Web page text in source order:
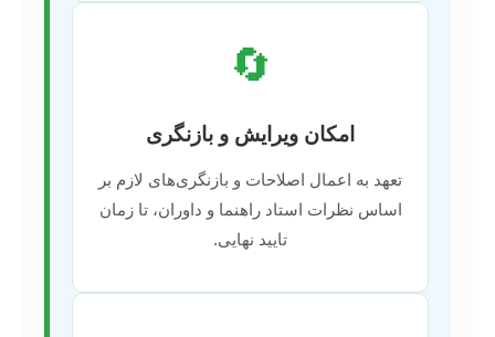
🔄
امکان ویرایش و بازنگری
تعهد به اعمال اصلاحات و بازنگری‌های لازم بر
اساس نظرات استاد راهنما و داوران، تا زمان
تایید نهایی.